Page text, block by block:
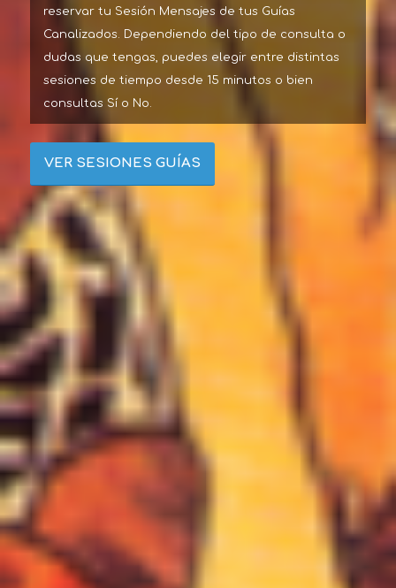
reservar tu Sesión Mensajes de tus Guías
Canalizados. Dependiendo del tipo de consulta o
dudas que tengas, puedes elegir entre distintas
sesiones de tiempo desde 15 minutos o bien
consultas Sí o No.
VER SESIONES GUÍAS